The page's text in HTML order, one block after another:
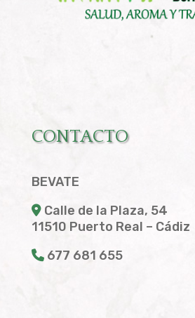
CONTACTO
BEVATE
Calle de la Plaza, 54
11510 Puerto Real – Cádiz
677 681 655